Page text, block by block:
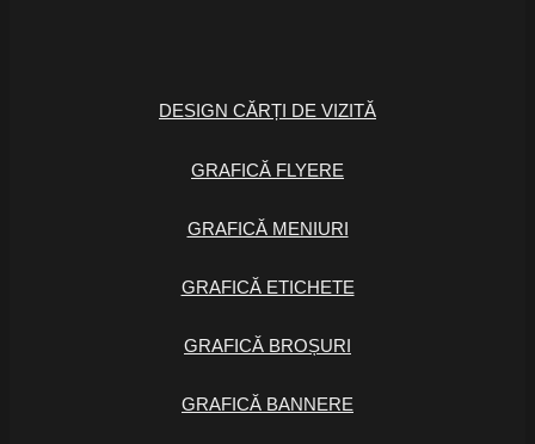
DESIGN CĂRȚI DE VIZITĂ
GRAFICĂ FLYERE
GRAFICĂ MENIURI
GRAFICĂ ETICHETE
GRAFICĂ BROȘURI
GRAFICĂ BANNERE